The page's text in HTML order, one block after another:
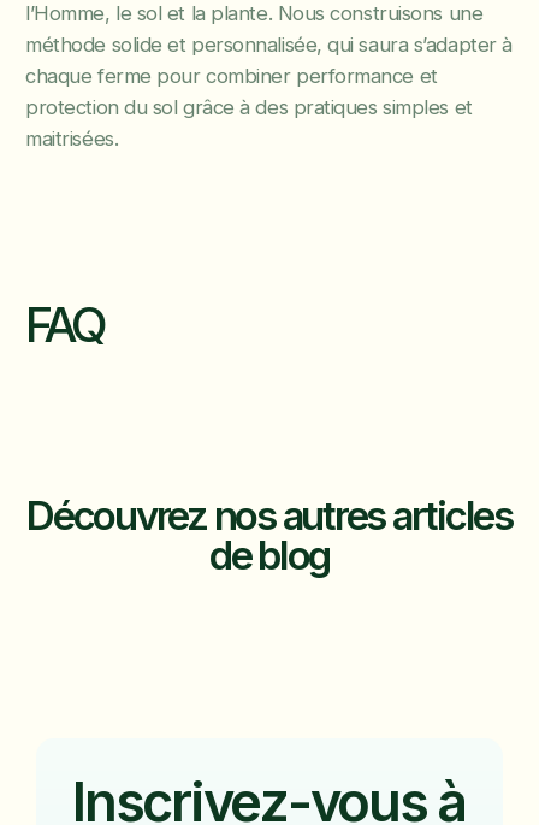
l’Homme, le sol et la plante. Nous construisons une
méthode solide et personnalisée, qui saura s’adapter à
chaque ferme pour combiner performance et
protection du sol grâce à des pratiques simples et
maitrisées.
FAQ
Découvrez nos autres articles
de blog
Inscrivez-vous à